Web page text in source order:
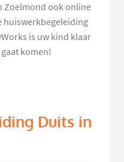
Zoelmond ook online
huiswerkbegeleiding
is uw kind klaar
komen!
Duits in